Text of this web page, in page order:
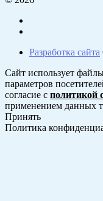
Разработка сайта
Сайт использует
параметров
согласие с политикой
применением данных
Принять
Политика